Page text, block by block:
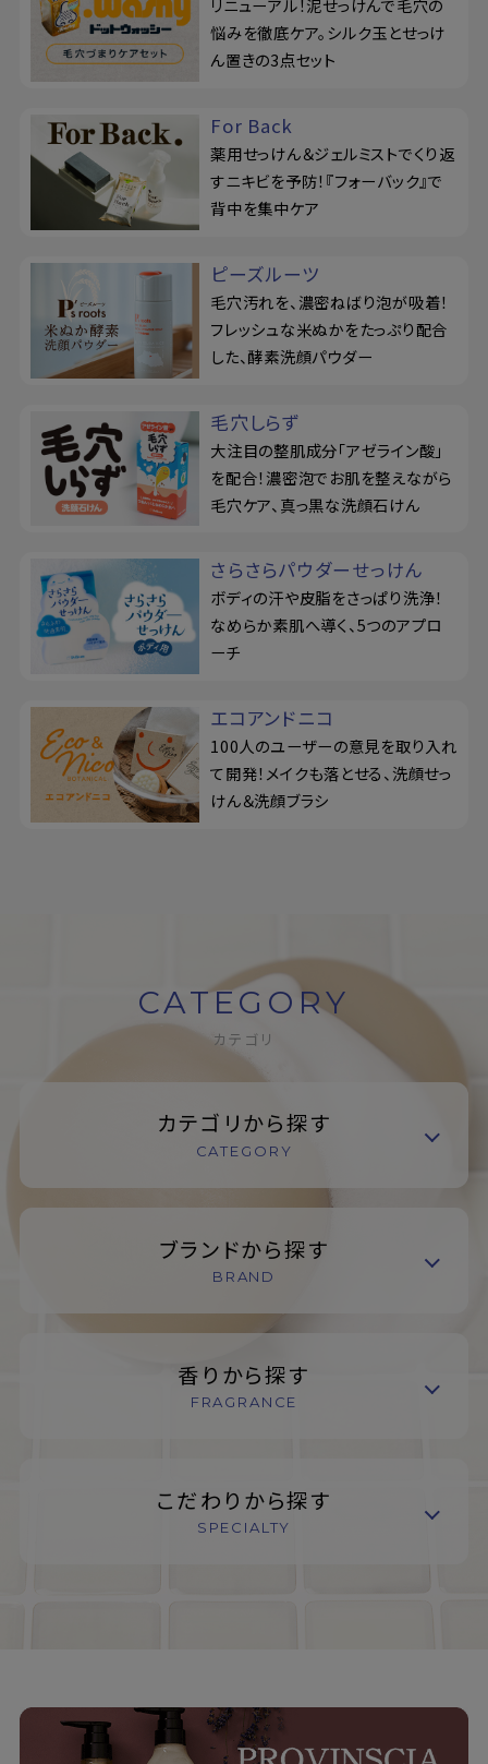
リニューアル！泥せっけんで毛穴の
悩みを徹底ケア。シルク玉とせっけ
ん置きの3点セット
For Back
薬用せっけん＆ジェルミストでくり返
すニキビを予防！『フォーバック』で
背中を集中ケア
ピーズルーツ
毛穴汚れを、濃密ねばり泡が吸着！
フレッシュな米ぬかをたっぷり配合
した、酵素洗顔パウダー
毛穴しらず
大注目の整肌成分「アゼライン酸」
を配合！濃密泡でお肌を整えながら
毛穴ケア、真っ黒な洗顔石けん
さらさらパウダーせっけん
ボディの汗や皮脂をさっぱり洗浄！
なめらか素肌へ導く、5つのアプロ
ーチ
エコアンドニコ
100人のユーザーの意見を取り入れ
て開発！メイクも落とせる、洗顔せっ
けん＆洗顔ブラシ
CATEGORY
カテゴリ
カテゴリから探す
CATEGORY
ブランドから探す
BRAND
香りから探す
FRAGRANCE
こだわりから探す
SPECIALTY